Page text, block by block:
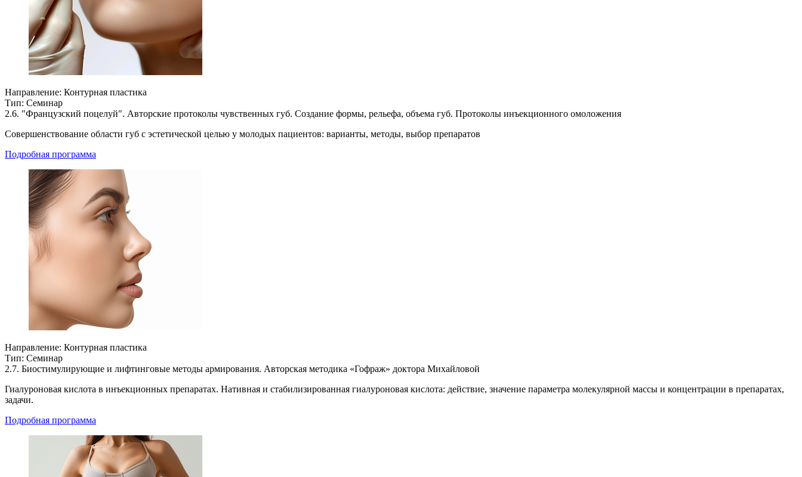
Направление: Контурная пластика
Тип: Семинар
2.6. "Французский поцелуй". Авторские протоколы чувственных губ. Создание формы, рельефа, объема губ. Протоколы инъекционного омоложения
Совершенствование области губ с эстетической целью у молодых пациентов: варианты, методы, выбор препаратов
Подробная программа
Направление: Контурная пластика
Тип: Семинар
2.7. Биостимулирующие и лифтинговые методы армирования. Авторская методика «Гофраж» доктора Михайловой
Гиалуроновая кислота в инъекционных препаратах. Нативная и стабилизированная гиалуроновая кислота: действие, значение параметра молекулярной массы и концентрации в препаратах,
задачи.
Подробная программа